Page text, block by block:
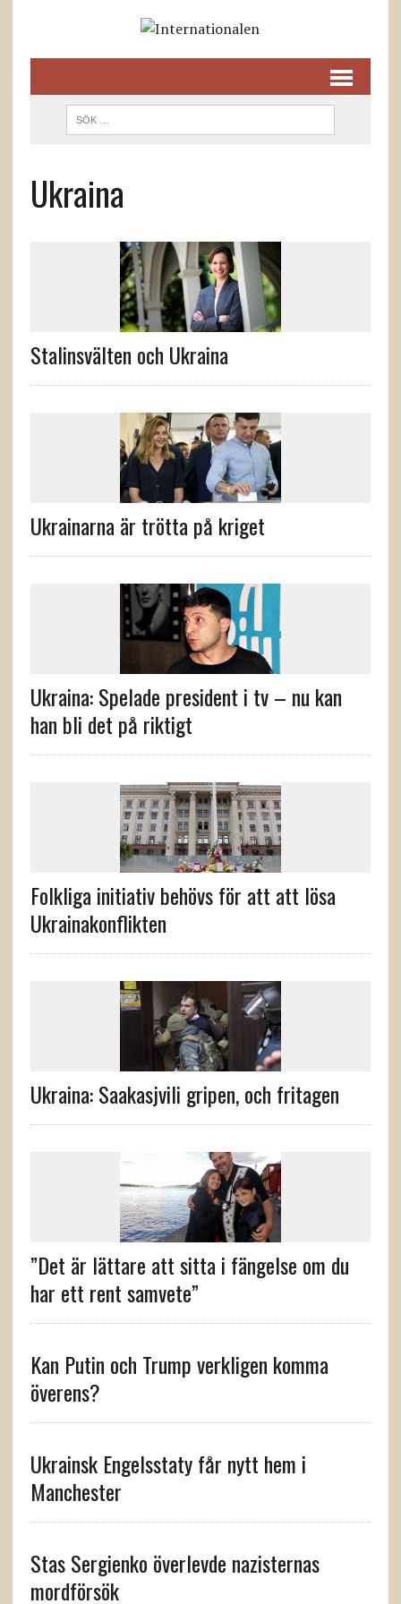
Ukraina
Stalinsvälten och Ukraina
Ukrainarna är trötta på kriget
Ukraina: Spelade president i tv – nu kan
han bli det på riktigt
Folkliga initiativ behövs för att att lösa
Ukrainakonflikten
Ukraina: Saakasjvili gripen, och fritagen
”Det är lättare att sitta i fängelse om du
har ett rent samvete”
Kan Putin och Trump verkligen komma
överens?
Ukrainsk Engelsstaty får nytt hem i
Manchester
Stas Sergienko överlevde nazisternas
mordförsök